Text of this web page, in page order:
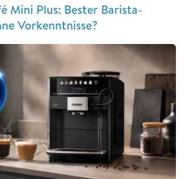
Mini Plus: Bester Barista-
Vorkenntnisse?